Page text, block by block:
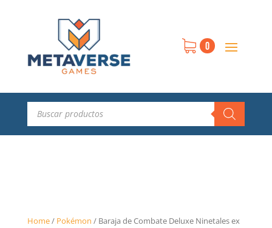
0
Búsqueda
productos
Home/ Pokémon / Baraja de Combate Deluxe Ninetales ex